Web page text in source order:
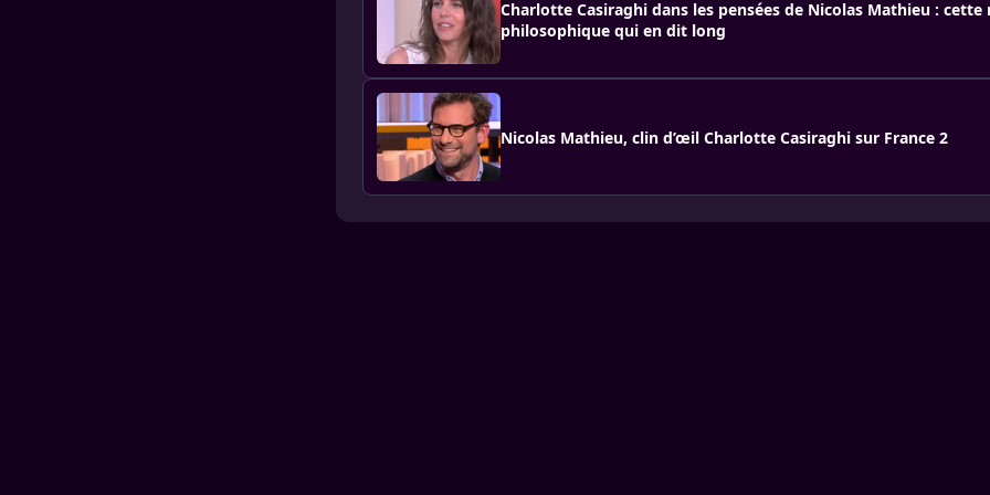
Charlotte Casiraghi dans les pensées de Nicolas Mathieu :
philosophique qui en dit long
Nicolas Mathieu, clin d’œil Charlotte Casiraghi sur France 2